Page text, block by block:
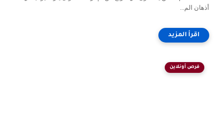
أذهان الم...
فرص أونلاين